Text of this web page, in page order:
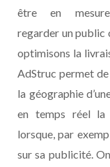
être en
regarder un public
optimisons la
AdStruc permet
la géographie
en temps réel la
lorsque, par
sur sa publicité.